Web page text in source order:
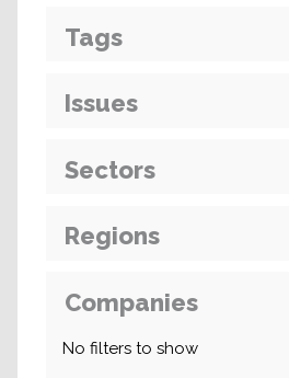
Tags
Issues
Sectors
Regions
Companies
No filters to show